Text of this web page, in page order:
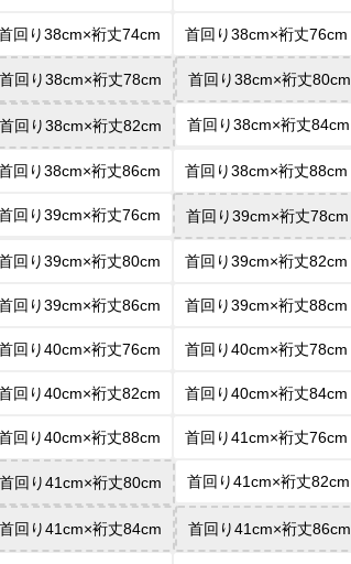
回り38cm×裄丈74cm 首回り38cm×裄丈76cm
首回り38cm×裄丈78cm 首回り38cm×裄丈80cm
首回り38cm×裄丈82cm 首回り38cm×裄丈84cm
回り38cm×裄丈86cm 首回り38cm×裄丈88cm
回り39cm×裄丈76cm 首回り39cm×裄丈78cm
回り39cm×裄丈80cm 首回り39cm×裄丈82cm
回り39cm×裄丈86cm 首回り39cm×裄丈88cm
回り40cm×裄丈76cm 首回り40cm×裄丈78cm
回り40cm×裄丈82cm 首回り40cm×裄丈84cm
回り40cm×裄丈88cm 首回り41cm×裄丈76cm
首回り41cm×裄丈80cm 首回り41cm×裄丈82cm
首回り41cm×裄丈84cm 首回り41cm×裄丈86cm